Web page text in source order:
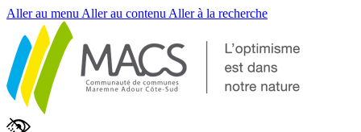
Aller au menu Aller au contenu Aller à la recherche
Fenêtre
de
chat